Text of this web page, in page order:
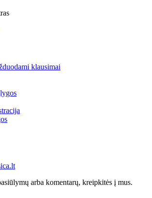
klausimai
arba komentarų, kreipkitės į mus.